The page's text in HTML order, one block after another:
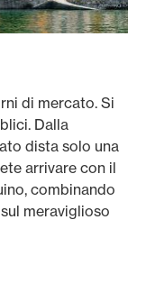
di mercato. Si
Dalla
dista solo una
arrivare con il
combinando
meraviglioso